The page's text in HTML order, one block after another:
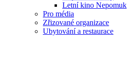
Letní kino Nepomuk
Pro média
Zřizované organizace
Ubytování a restaurace